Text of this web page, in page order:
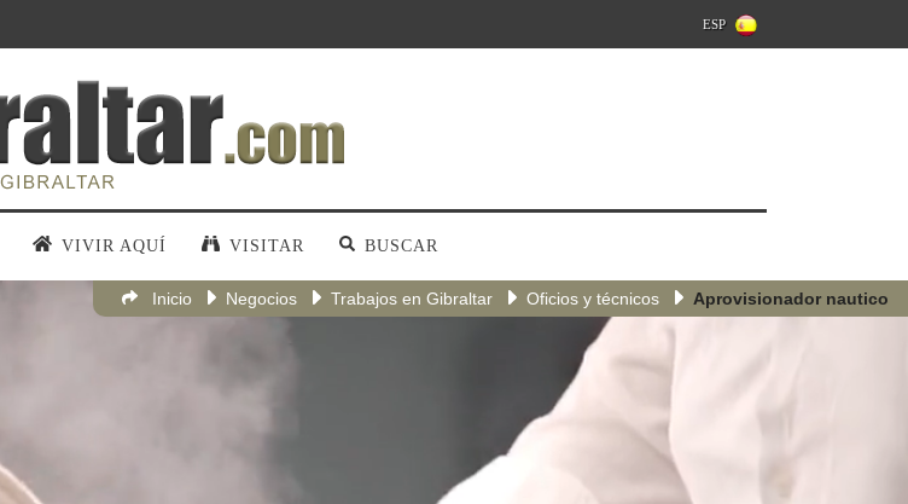
ESP
VIVIR AQUÍ VISITAR BUSCAR
Inicio Negocios Trabajos en Gibraltar Oficios y técnicos Aprovisionador nautico